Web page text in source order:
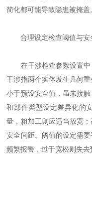
简化都可能导致隐患被掩盖
合理设定检查阈值与安
在干涉检查参数设置中
干涉指两个实体发生几何
小于预设安全值，虽未接
和部件类型设定差异化的
量，粗加工则应适当放宽
安全间距。阈值的设定需
频繁报警，过于宽松则失去